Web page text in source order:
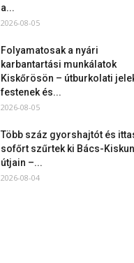
a...
2026-08-05
Folyamatosak a nyári
karbantartási munkálatok
Kiskőrösön – útburkolati
festenek és...
2026-08-05
Több száz gyorshajtót és
sofőrt szűrtek ki Bács-Kiskun
útjain –...
2026-08-04